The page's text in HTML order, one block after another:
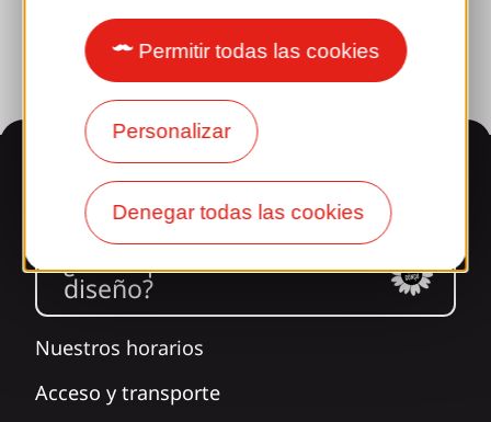
Permitir todas las cookies
Personalizar
Denegar todas las cookies
Sala de prensa
Información
¿Le sorprende nuestro
diseño?
Nuestros horarios
Acceso y transporte